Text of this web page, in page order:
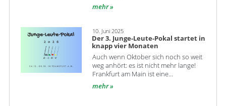
mehr
10. Juni 2025
Der 3. Junge-Leute-Pokal startet in
knapp vier Monaten
Auch wenn Oktober sich noch so weit
weg anhört: es ist nicht mehr lange!
Frankfurt am Main ist eine…
mehr